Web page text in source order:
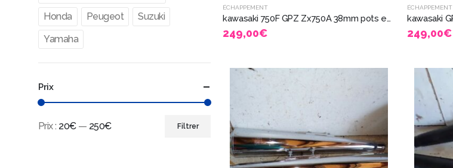
ÉCHAPPEMENT
kawasaki 750F GPZ Zx750A 38mm pots echappement neuf silencieux Busso 5326
249,00€
ÉCHAPPEMENT
249,00€
Honda
Peugeot
Suzuki
Yamaha
Prix
Filtrer
Prix : 20€— 250€